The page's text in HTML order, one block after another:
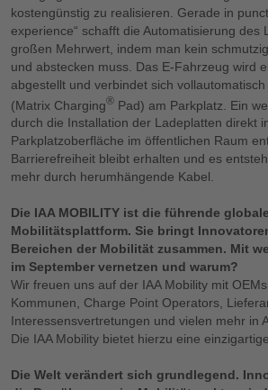
kostengünstig zu realisieren. Gerade in
experience“ schafft die Automatisierung des
großen Mehrwert, indem man kein
und abstecken muss. Das E-Fahrzeug wird
abgestellt und verbindet sich
(Matrix Charging® Pad) am Parkplatz. Ein
durch die Installation der Ladeplatten direkt
Parkplatzoberfläche im öffentlichen Raum
Barrierefreiheit bleibt erhalten und es
mehr durch herumhängende Kabel.
Die IAA MOBILITY ist die führende globale
Mobilitätsplattform. Sie bringt
Bereichen der Mobilität zusammen. Mit
im September vernetzen und warum?
Wir freuen uns auf der IAA Mobility mit
Kommunen, Charge Point Operators,
Interessensvertretungen und vielen mehr in
Die IAA Mobility bietet hierzu eine
Die Welt verändert sich grundlegend.